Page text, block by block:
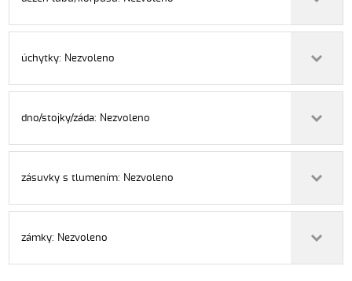
úchytky: Nezvoleno
dno/stojky/záda: Nezvoleno
zásuvky s tlumením: Nezvoleno
zámky: Nezvoleno